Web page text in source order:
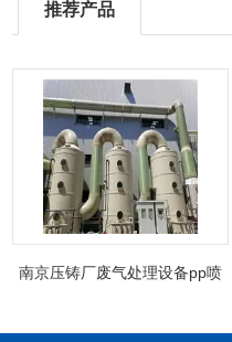
推荐产品
南京压铸厂废气处理设备pp喷